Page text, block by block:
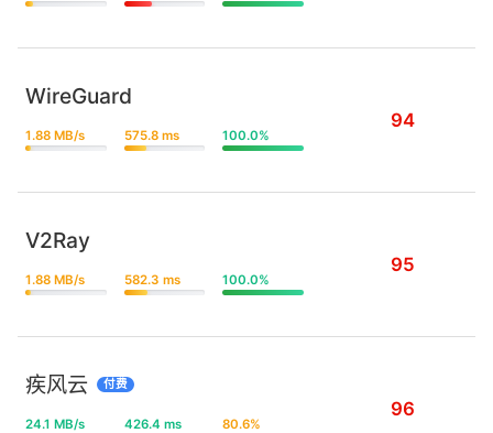
WireGuard
1.88 MB/s 575.8 ms 100.0%
94
V2Ray
1.88 MB/s 582.3 ms 100.0%
95
疾风云 付费
24.1 MB/s 426.4 ms 80.6%
96